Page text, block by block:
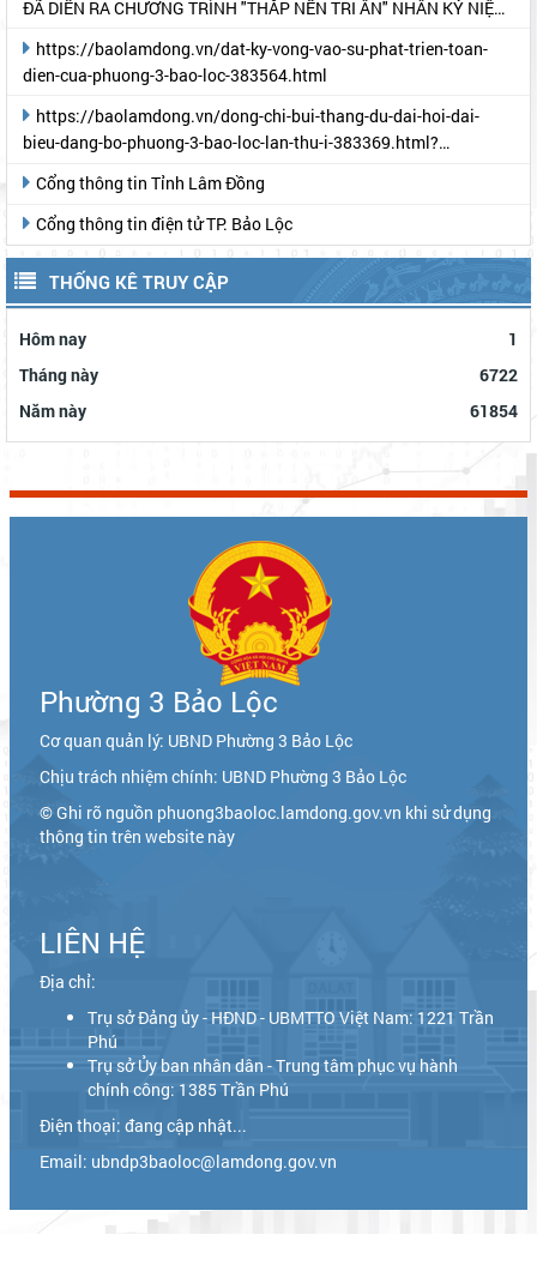
ĐÃ DIỄN RA CHƯƠNG TRÌNH "THẮP NẾN TRI ÂN" NHÂN KỶ NIỆM
dien-cua-phuong-3-bao-loc-383564.html
bieu-dang-bo-phuong-3-bao-loc-lan-thu-i-383369.html?
Cổng thông tin Tỉnh Lâm Đồng
Cổng thông tin điện tử TP. Bảo Lộc
THỐNG KÊ TRUY CẬP
Hôm nay
1
Tháng này
6722
Năm này
61854
Phường 3 Bảo Lộc
Cơ quan quản lý: UBND Phường 3 Bảo Lộc
Chịu trách nhiệm chính: UBND Phường 3 Bảo Lộc
© Ghi rõ nguồn phuong3baoloc.lamdong.gov.vn khi sử dụng
thông tin trên website này
LIÊN HỆ
Địa chỉ:
Trụ sở Đảng ủy - HĐND - UBMTTO Việt Nam: 1221 Trần
Phú
Trụ sở Ủy ban nhân dân - Trung tâm phục vụ hành
chính công: 1385 Trần Phú
Điện thoại: đang cập nhật...
Email: ubndp3baoloc@lamdong.gov.vn